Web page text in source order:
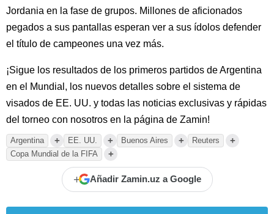
Jordania en la fase de grupos. Millones de aficionados
pegados a sus pantallas esperan ver a sus ídolos defender
el título de campeones una vez más.
¡Sigue los resultados de los primeros partidos de Argentina
en el Mundial, los nuevos detalles sobre el sistema de
visados de EE. UU. y todas las noticias exclusivas y rápidas
del torneo con nosotros en la página de Zamin!
Argentina + EE. UU. + Buenos Aires + Reuters +
Copa Mundial de la FIFA +
+ Añadir Zamin.uz a Google